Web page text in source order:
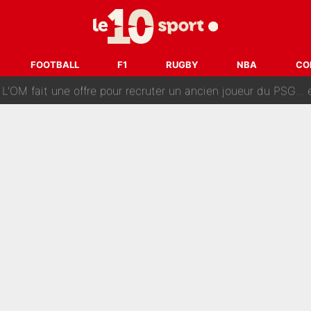
FOOTBALL F1 RUGBY NBA
annonce un premier problème pour Zinedine Zidane en
et va entrer dans une nouvelle dimension :
fait une offre pour recruter un ancien joueur du